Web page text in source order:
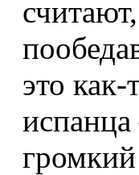
это
испанца